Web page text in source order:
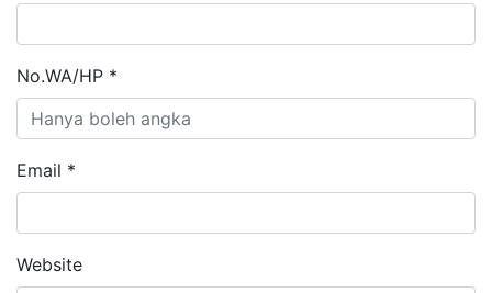
No.WA/HP *
Email *
Website